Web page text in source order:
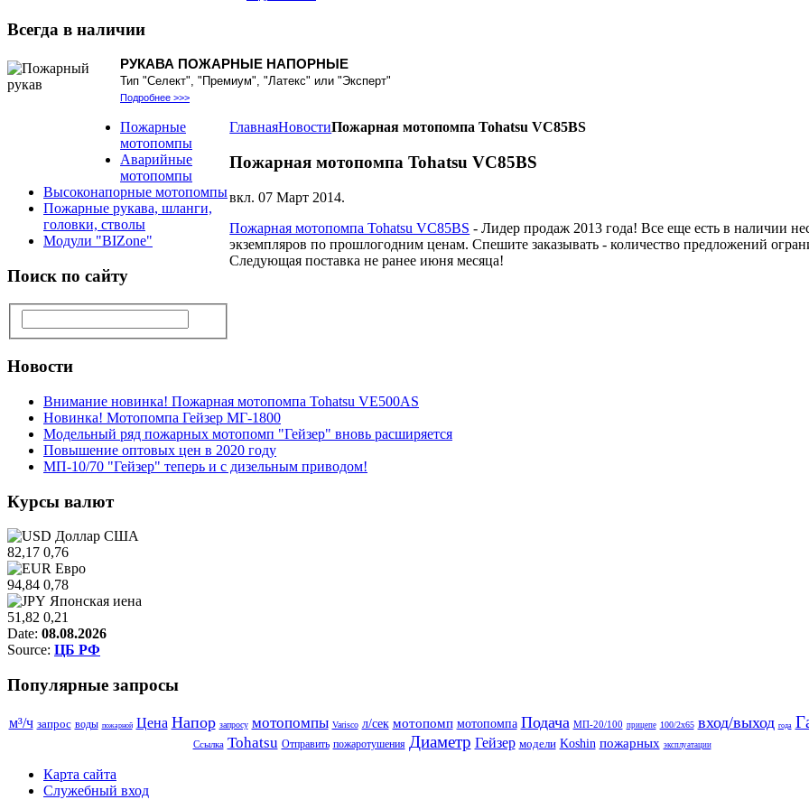
Всегда в наличии
РУКАВА ПОЖАРНЫЕ НАПОРНЫЕ
Тип "Селект", "Премиум", "Латекс" или "Эксперт"
Подробнее >>>
ГлавнаяНовостиПожарная мотопомпа Tohatsu VC85BS
Пожарная мотопомпа Tohatsu VC85BS
вкл.07 Март 2014.
Пожарная мотопомпа Tohatsu VC85BS - Лидер продаж 2013 года! Все еще есть в наличии
экземпляров по прошлогодним ценам. Спешите заказывать - количество предложений
Следующая поставка не ранее июня месяца!
Пожарные
мотопомпы
Аварийные
мотопомпы
Высоконапорные мотопомпы
Пожарные рукава, шланги,
головки, стволы
Модули "BIZone"
Поиск по сайту
Новости
Внимание новинка! Пожарная мотопомпа Tohatsu VE500AS
Новинка! Мотопомпа Гейзер МГ-1800
Модельный ряд пожарных мотопомп "Гейзер" вновь расширяется
Повышение оптовых цен в 2020 году
МП-10/70 "Гейзер" теперь и с дизельным приводом!
Курсы валют
Доллар США
82,17 0,76
Евро
94,84 0,78
Японская иена
51,82 0,21
Date: 08.08.2026
Source: ЦБ РФ
Популярные запросы
м³/ч запрос воды пожарной Цена Напор запросу мотопомпы Varisco л/сек мотопомп мотопомпа Подача МП-20/100 прицепе 100/2x65 вход/выход года
Ссылка Tohatsu Отправить пожаротушения Диаметр Гейзер модели Koshin пожарных эксплуатации
Карта сайта
Служебный вход